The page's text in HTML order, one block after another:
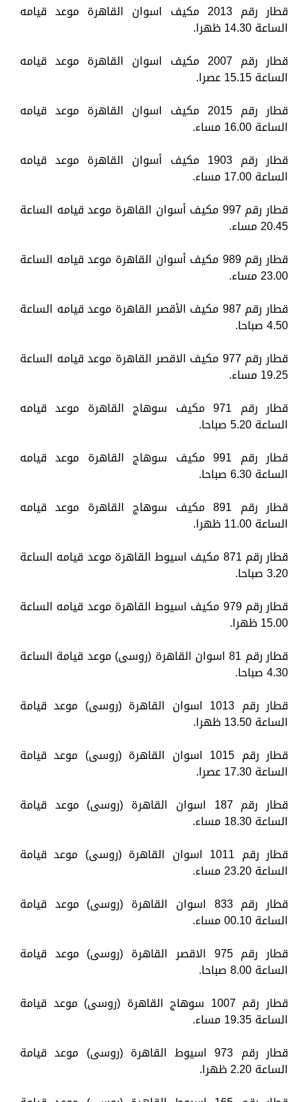
قطار رقم 2013 مكيف اسوان القاهرة موعد قيامه
الساعة 14.30 ظهرا.
قطار رقم 2007 مكيف اسوان القاهرة موعد قيامه
الساعة 15.15 عصرا.
قطار رقم 2015 مكيف اسوان القاهرة موعد قيامه
الساعة 16.00 مساء.
قطار رقم 1903 مكيف أسوان القاهرة موعد قيامه
الساعة 17.00 مساء.
قطار رقم 997 مكيف أسوان القاهرة موعد قيامه الساعة
20.45 مساء.
قطار رقم 989 مكيف أسوان القاهرة موعد قيامه الساعة
23.00 مساء.
قطار رقم 987 مكيف الأقصر القاهرة موعد قيامه الساعة
4.50 صباحا.
قطار رقم 977 مكيف الاقصر القاهرة موعد قيامه الساعة
19.25 مساء.
قطار رقم 971 مكيف سوهاج القاهرة موعد قيامه
الساعة 5.20 صباحا.
قطار رقم 991 مكيف سوهاج القاهرة موعد قيامه
الساعة 6.30 صباحا.
قطار رقم 891 مكيف سوهاج القاهرة موعد قيامه
الساعة 11.00 ظهرا.
قطار رقم 871 مكيف اسيوط القاهرة موعد قيامه الساعة
3.20 صباحا.
قطار رقم 979 مكيف اسيوط القاهرة موعد قيامه الساعة
15.00 ظهرا.
قطار رقم 81 اسوان القاهرة (روسى) موعد قيامة الساعة
4.30 صباحا.
قطار رقم 1013 اسوان القاهرة (روسى) موعد قيامة
الساعة 13.50 ظهرا.
قطار رقم 1015 اسوان القاهرة (روسى) موعد قيامة
الساعة 17.30 عصرا.
قطار رقم 187 اسوان القاهرة (روسى) موعد قيامة
الساعة 18.30 مساء.
قطار رقم 1011 اسوان القاهرة (روسى) موعد قيامة
الساعة 23.20 مساء.
قطار رقم 833 اسوان القاهرة (روسى) موعد قيامة
الساعة 00.10 مساء.
قطار رقم 975 الاقصر القاهرة (روسى) موعد قيامة
الساعة 8.00 صباحا.
قطار رقم 1007 سوهاج القاهرة (روسى) موعد قيامة
الساعة 19.35 مساء.
قطار رقم 973 اسيوط القاهرة (روسى) موعد قيامة
الساعة 2.20 ظهرا.